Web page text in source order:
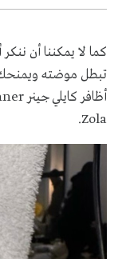
كما لا يمكننا أن ننكر
تبطل موضته ويمنحك
أظافر كايلي جينر
Zola
.